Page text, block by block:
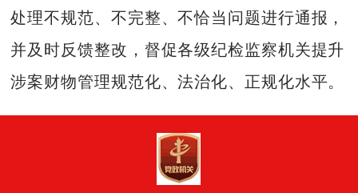
处理不规范、不完整、不恰当问题进行通报，
并及时反馈整改，督促各级纪检监察机关提升
涉案财物管理规范化、法治化、正规化水平。